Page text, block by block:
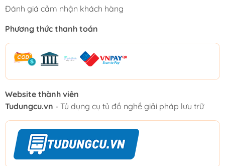
Đánh giá cảm nhận khách hàng
Phương thức thanh toán
Website thành viên
Tudungcu.vn - Tủ dụng cụ tủ đồ nghề giải pháp lưu trữ